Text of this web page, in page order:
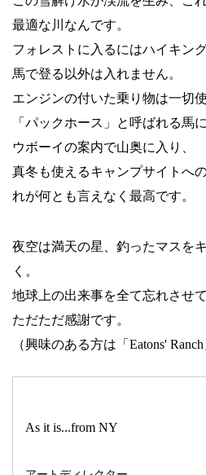
最適な川なんです。
フォレストに入るにはハイキン
馬で登る以外は入れません。
エンジンの付いた乗り物は一切
「パックホース」と呼ばれる馬
ウボーイの案内で山奥に入り、
真冬も使えるキャンプサイトへ
れが何とも言えなく最高です。
夜空は満天の星、釣ったマスを
く。
地球上の出来事を全て忘れさせ
ただただ感謝です。
（興味のある方は「Eatons'
As it is...from NY